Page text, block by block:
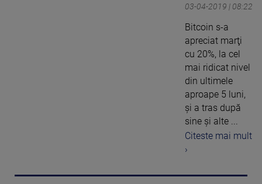
03-04-2019 | 08:22
Bitcoin s-a
apreciat marţi
cu 20%, la cel
mai ridicat nivel
din ultimele
aproape 5 luni,
şi a tras după
sine şi alte ...
Citeste mai mult
›